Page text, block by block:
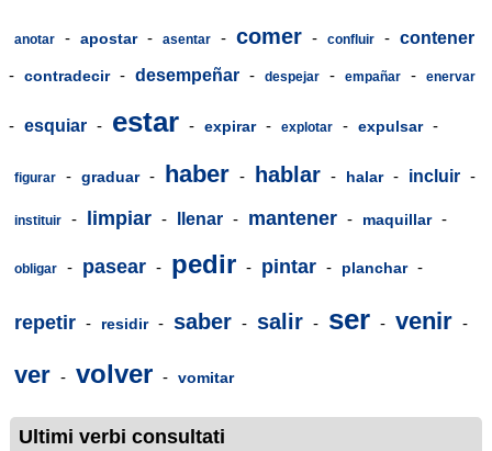
anotar - apostar - asentar - comer - confluir - contener
- contradecir - desempeñar - despejar - empañar - enervar
- esquiar - estar - expirar - explotar - expulsar -
figurar - graduar - haber - hablar - halar - incluir -
instituir - limpiar - llenar - mantener - maquillar -
obligar - pasear - pedir - pintar - planchar -
repetir - residir - saber - salir - ser - venir -
ver - volver - vomitar
Ultimi verbi consultati